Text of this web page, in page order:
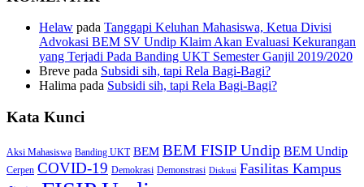
Helaw pada Tanggapi Keluhan Mahasiswa, Ketua Divisi
Advokasi BEM SV Undip Klaim Akan Evaluasi Kekurangan
yang Terjadi Pada Banding UKT Semester Ganjil 2019/2020
Breve pada Subsidi sih, tapi Rela Bagi-Bagi?
Halima pada Subsidi sih, tapi Rela Bagi-Bagi?
Kata Kunci
Aksi Mahasiswa Banding UKT BEM BEM FISIP Undip BEM Undip
Cerpen COVID-19 Demokrasi Demonstrasi Diskusi Fasilitas Kampus